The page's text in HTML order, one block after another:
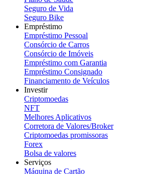
Seguro de Vida
Seguro Bike
Empréstimo
Empréstimo Pessoal
Consórcio de Carros
Consórcio de Imóveis
Empréstimo com Garantia
Empréstimo Consignado
Financiamento de Veículos
Investir
Criptomoedas
NFT
Melhores Aplicativos
Corretora de Valores/Broker
Criptomoedas promissoras
Forex
Bolsa de valores
Serviços
Máquina de Cartão